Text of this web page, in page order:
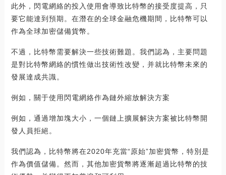
此外，閃電網絡的投入使用會導致比特幣的接受度提高，只
要它能達到預期。在潛在的全球金融危機期間，比特幣可以
作為全球加密儲備貨幣。
不過，比特幣需要解決一些技術難題。我們認為，主要問題
是對比特幣網絡的慣性做出技術性改變，并就比特幣未來的
發展達成共識。
例如，關于使用閃電網絡作為鏈外縮放解決方案
例如，通過增加塊大小，一個鏈上擴展解決方案被比特幣開
發人員拒絕。
我們認為，比特幣將在2020年充當“原始”加密貨幣，特別是
作為價值儲備。然而，其他加密貨幣將逐漸超過比特幣的技